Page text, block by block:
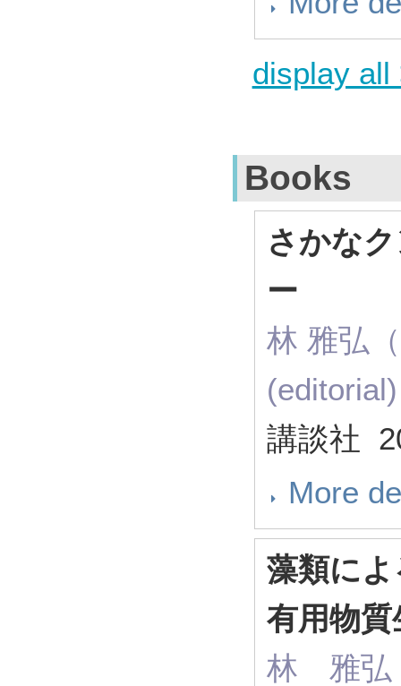
display all
Books
さかな
ー
林 雅弘
講談社
More
藻類に
有用物質
林 雅弘